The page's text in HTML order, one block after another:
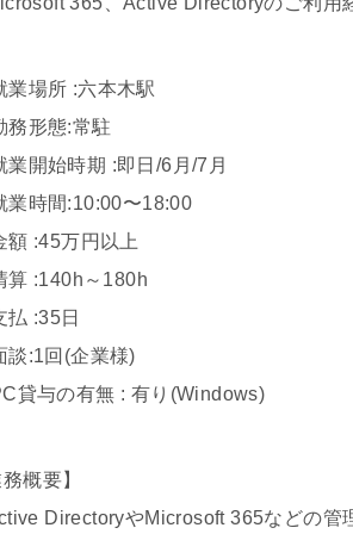
場所 :六本木駅
形態:常駐
開始時期 :即日/6月/7月
時間:10:00〜18:00
:45万円以上
:140h～180h
:35日
:1回(企業様)
貸与の有無 : 有り(Windows)
務概要】
DirectoryやMicrosoft 365などの管